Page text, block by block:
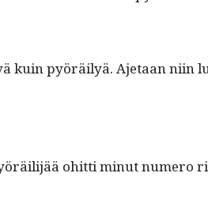
kuin pyöräi­lyä. Aje­taan niin
ohit­ti min­ut numero